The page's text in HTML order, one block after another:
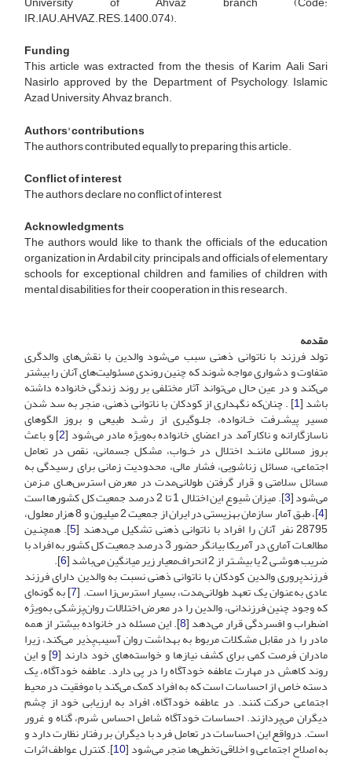
IR.IAU.AHVAZ.RES.1400.074).
Funding
This article was extracted from the thesis of Karim Aali Sari
Nasirlo approved by the Department of Psychology, Islamic
Azad University, Ahvaz branch.
Authors' contributions
The authors contributed equally to preparing this article.
Conflict of interest
The authors declare no conflict of interest
Acknowledgments
The authors would like to thank the officials of the education
organization in Ardabil city, principals and officials of elementary
schools for exceptional children and families of children with
mental disabilities for their cooperation in this research.
مقدمه
تولد فرزند با ناتوانی ذهنی سبب می‌شود والدین با نقش‌های والدگری
متفاوت و دشواری مواجه شوند که چنین روندی مسئولیت‌های آنان را بیشتر
می‌کند و در عین حال می‌تواند آثار مختلفی بر روند زندگی خانواده داشته
باشد [1] . چنان‌که نگهداری از کودکان با ناتوانی ذهنی، منجر به سد شدن
مسیر پیشـرفت خـانواده، جلـوگیری از رشـد طبیعی و بروز الگوهای
ناسازگارانه و ناکارآمد در اعضای خانواده به‌ویژه مادر می‌شود [2] و باعث
بروز مسائلی ماننـد اختلال در خـواب، مشکل جسمانی، نقص در تعامل
اجتماعی، مسائل زناشویی، فشار مالی، محدودیت زمانی برای رسیدگی به
مسائل سلامتی و قرار گرفتن طولانی‌مدت در معرض استرس‌هـای مـزمن
می‌شود [3 ]. میزان شیوع این اختلال 1 تا 2 درصد جمعیت کل کشورها است
[
4 ]، طبق آمار سازمان بهزیستی در ایران از جمعیت 2 میلیون و 8 هزار معلول،
28795 نفر آنان را افراد با ناتوانی ذهنی تشکیل می‌دهند [ 5]. همچنـین
مطالعـات آماری در آمریکا بیانگر حضور 3 درصد جمعیت کل کشور به افراد با
ضریب هوشـی 2 یا بیشـتر از 2 انحراف‌معیار زیر میانگین می‌باشد [ 6
].
فرزندپروری والدین کودکان با ناتوانی ذهنی نسبت به والدین دارای فرزند
عادی به‌عنوان یک تعهد طولانی‌مدت، بسیار استرس‌زا است. [7] به گونه‌ای
که وجود چنین فرزندانی، والدین را در معرض اختلالات روان‌پزشکی به‌ویژه
اضطراب و افسردگی قرار می‌دهد [8]. این مسئله در خانواده بیشتر از همه
مادر را در مقابل مشکلات مربوط به بهداشت روان آسیب‌پذیر می‌کند، زیرا
مادران فرصت کمی برای کشف نیازها و خواسته‌های خود دارند [9] و این
روند کاهش در مهارت عاطفه خودآگاه را در پی دارد. عاطفه خودآگاه، یک
دسته خاص از احساسات است که به افراد کمک می‌کند با موفقیت در محیط
اجتماعی حرکت کنند. در عاطفه خودآگاه، افراد به ارزیابی خود از چشم
دیگران می‌پردازند. احساسات خودآگاه شامل احساس شرم، گناه و غرور
است. درواقع این احساسات در تعامل فرد با دیگران بر رفتار نظارت دارد و
به اصلاح اجتماعی و اخلاقی تخطی‌ها منجر می‌شود [10]. کنترل عواطف اثرات